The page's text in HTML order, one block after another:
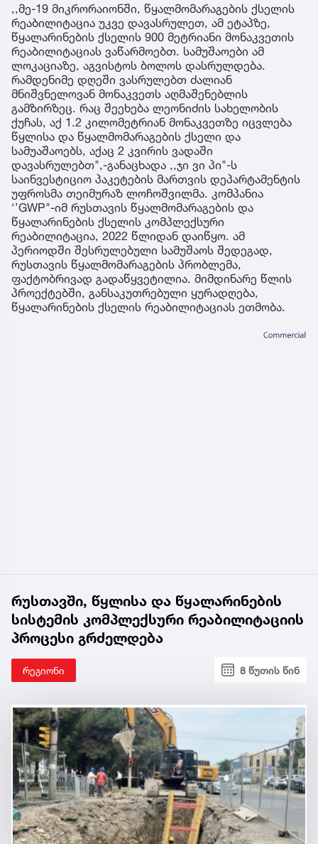
,,მე-19 მიკრორაიონში, წყალმომარაგების ქსელის
რეაბილიტაცია უკვე დავასრულეთ, ამ ეტაპზე,
წყალარინების ქსელის 900 მეტრიანი მონაკვეთის
რეაბილიტაციას ვაწარმოებთ. სამუშაოები ამ
ლოკაციაზე, აგვისტოს ბოლოს დასრულდება.
რამდენიმე დღეში ვასრულებთ ძალიან
მნიშვნელოვან მონაკვეთს აღმაშენებლის
გამზირზეც. რაც შეეხება ლეონიძის სახელობის
ქუჩას, აქ 1.2 კილომეტრიან მონაკვეთზე იცვლება
წყლისა და წყალმომარაგების ქსელი და
სამუაშაოებს, აქაც 2 კვირის ვადაში
დავასრულებთ",-განაცხადა ,,ჯი ვი პი"-ს
საინვესტიციო პაკეტების მართვის დეპარტამენტის
უფროსმა თეიმურაზ ლოჩოშვილმა. კომპანია
‘’GWP"-იმ რუსთავის წყალმომარაგების და
წყალარინების ქსელის კომპლექსური
რეაბილიტაცია, 2022 წლიდან დაიწყო. ამ
პერიოდში შესრულებული სამუშაოს შედეგად,
რუსთავის წყალმომარაგების პრობლემა,
ფაქტობრივად გადაწყვეტილია. მიმდინარე წლის
პროექტებში, განსაკუთრებული ყურადღება,
წყალარინების ქსელის რეაბილიტაციას ეთმობა.
რუსთავში, წყლისა და წყალარინების
სისტემის კომპლექსური რეაბილიტაციის
პროცესი გრძელდება
რეგიონი 8 წუთის წინ